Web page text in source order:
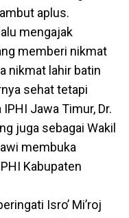
aplus.
mengajak
memberi nikmat
nikmat lahir batin
sehat tetapi
Jawa Timur, Dr.
juga sebagai Wakil
membuka
Kabupaten
Isro’ Mi’roj